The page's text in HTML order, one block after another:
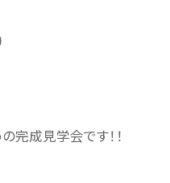
完成見学会です！！